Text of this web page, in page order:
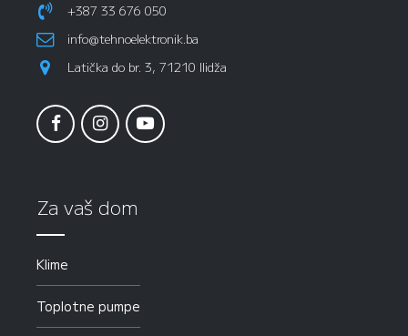
+387 33 676 050
info@tehnoelektronik.ba
Latička do br. 3, 71210 Ilidža
Za vaš dom
Klime
Toplotne pumpe